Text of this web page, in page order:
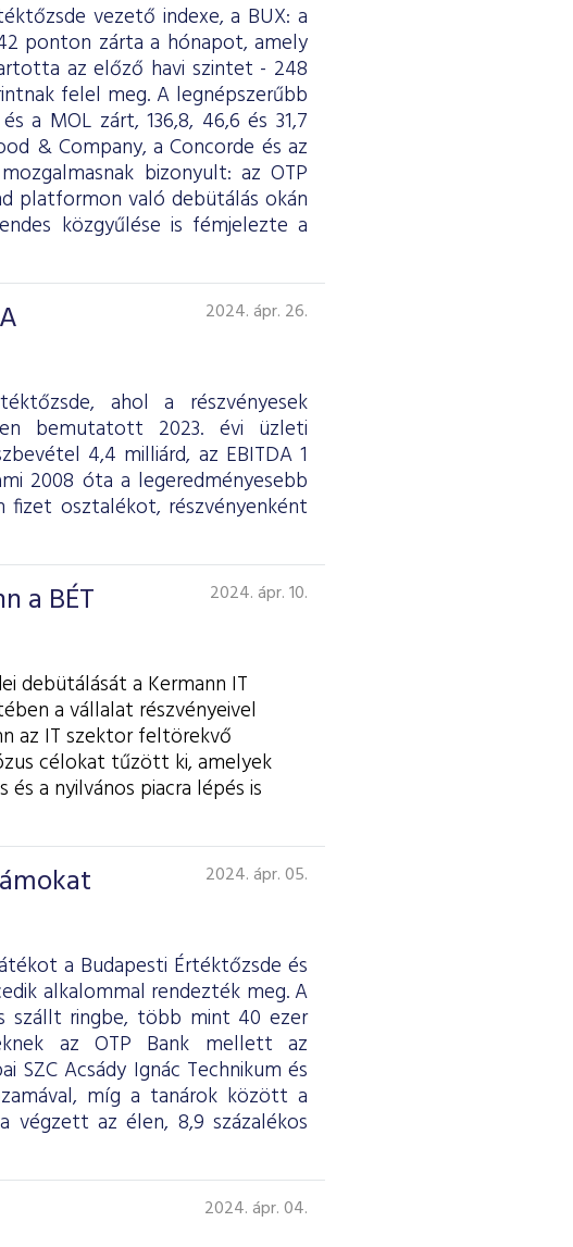
vezető indexe, a BUX: a
ponton zárta a hónapot, amely
az előző havi szintet - 248
felel meg. A legnépszerűbb
a MOL zárt, 136,8, 46,6 és 31,7
& Company, a Concorde és az
bizonyult: az OTP
platformon való debütálás okán
közgyűlése is fémjelezte a
2024. ápr. 26.
ahol a részvényesek
bemutatott 2023. évi üzleti
4,4 milliárd, az EBITDA 1
2008 óta a legeredményesebb
osztalékot, részvényenként
a BÉT
2024. ápr. 10.
debütálását a Kermann IT
a vállalat részvényeivel
az IT szektor feltörekvő
célokat tűzött ki, amelyek
a nyilvános piacra lépés is
2024. ápr. 05.
a Budapesti Értéktőzsde és
alkalommal rendezték meg. A
szállt ringbe, több mint 40 ezer
az OTP Bank mellett az
SZC Acsády Ignác Technikum és
míg a tanárok között a
végzett az élen, 8,9 százalékos
2024. ápr. 04.